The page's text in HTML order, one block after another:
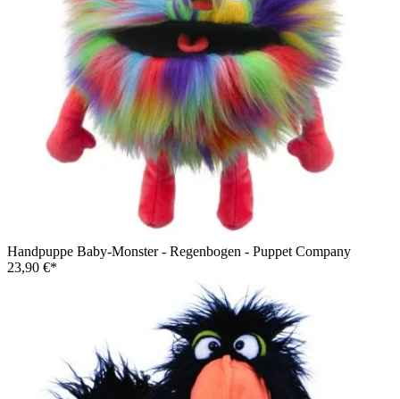
Handpuppe Baby-Monster - Regenbogen - Puppet Company
23,90 €*